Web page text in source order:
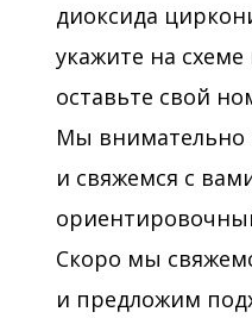
диоксида
укажите на
оставьте свой
Мы внимательно
и свяжемся с
Скоро мы
и предложим